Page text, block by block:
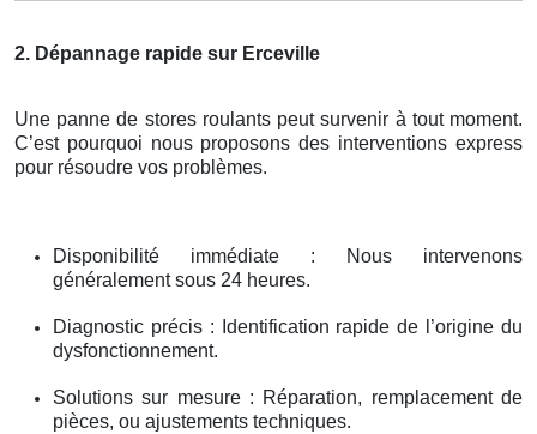
2. Dépannage rapide sur Erceville
Une panne de stores roulants peut survenir à tout moment.
C’est pourquoi nous proposons des interventions express
pour résoudre vos problèmes.
Disponibilité immédiate : Nous intervenons
généralement sous 24 heures.
Diagnostic précis : Identification rapide de l’origine du
dysfonctionnement.
Solutions sur mesure : Réparation, remplacement de
pièces, ou ajustements techniques.